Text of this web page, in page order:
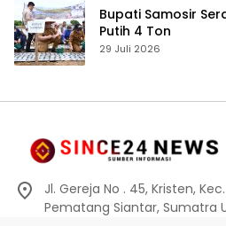
Bupati Samosir
Putih 4 Ton
29 Juli 2026
Jl. Gereja No . 45, Kristen,
Pematang Siantar, Sumatra